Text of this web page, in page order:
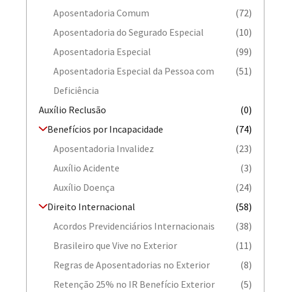
Aposentadoria Comum
(72)
Aposentadoria do Segurado Especial
(10)
Aposentadoria Especial
(99)
Aposentadoria Especial da Pessoa com
Deficiência
(51)
Auxílio Reclusão
(0)
Benefícios por Incapacidade
(74)
Aposentadoria Invalidez
(23)
Auxílio Acidente
(3)
Auxílio Doença
(24)
Direito Internacional
(58)
Acordos Previdenciários Internacionais
(38)
Brasileiro que Vive no Exterior
(11)
Regras de Aposentadorias no Exterior
(8)
Retenção 25% no IR Benefício Exterior
(5)